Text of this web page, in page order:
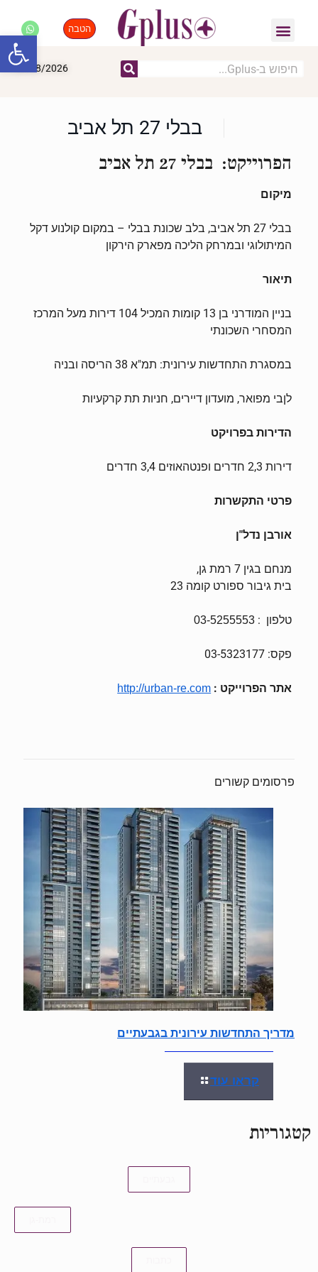
הטבה
09/08/2026
בבלי 27 תל אביב
הפרוייקט: בבלי 27 תל אביב
מיקום
בבלי 27 תל אביב, בלב שכונת בבלי – במקום קולנוע דקל
המיתולוגי ובמרחק הליכה מפארק הירקון
תיאור
בניין המודרני בן 13 קומות המכיל 104 דירות מעל המרכז
המסחרי השכונתי
במסגרת התחדשות עירונית: תמ"א 38 הריסה ובניה
לןבי מפואר, מועדון דיירים, חניות תת קרקעיות
הדירות בפרויקט
דירות 2,3 חדרים ופנטהאוזים 3,4 חדרים
פרטי התקשרות
אורבן נדל"ן
מנחם בגין 7 רמת גן,
בית גיבור ספורט קומה 23
טלפון : 03-5255553
פקס: 03-5323177
אתר הפרוייקט :
http://urban-re.com
פרסומים קשורים
מדריך התחדשות עירונית בגבעתיים
קראו עוד
קטגוריות
פתח